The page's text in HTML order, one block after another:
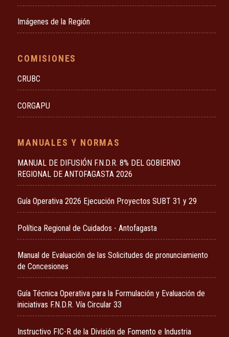
Imágenes de la Región
COMISIONES
CRUBC
CORGAPU
MANUALES Y NORMAS
MANUAL DE DIFUSIÓN F.N.D.R. 8% DEL GOBIERNO
REGIONAL DE ANTOFAGASTA 2026
Guía Operativa 2026 Ejecución Proyectos SUBT 31 y 29
Política Regional de Cuidados - Antofagasta
Manual de Evaluación de las Solicitudes de pronunciamiento
de Concesiones
Guía Técnica Operativa para la Formulación y Evaluación de
iniciativas F.N.D.R. Vía Circular 33
Instructivo FIC-R de la División de Fomento e Industria